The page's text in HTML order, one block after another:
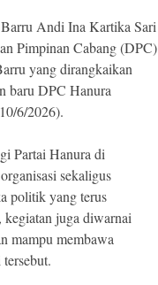
Andi Ina Kartika Sari
Pimpinan Cabang (DPC)
yang dirangkaikan
baru DPC Hanura
6/2026).
Partai Hanura di
sekaligus
politik yang terus
kegiatan juga diwarnai
mampu membawa